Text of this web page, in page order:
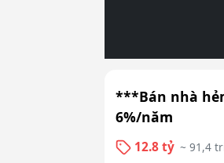
***Bán nhà
6%/năm
12.8 tỷ ~ 91,4